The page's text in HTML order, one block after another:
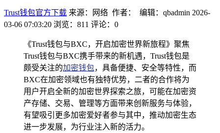
Trust钱包官方下载 来源：网络 作者： 编辑：qbadmin 2026-
03-06 07:03:20 浏览：811 评论：0
《Trust钱包与BXC，开启加密世界新旅程》聚焦
Trust钱包与BXC携手带来的新机遇，Trust钱包是
颇受关注的加密钱包，具备便捷、安全等特性，而
BXC在加密领域也有独特优势，二者的合作将为
用户开启全新的加密世界探索之旅，可能在加密资
产存储、交易、管理等方面带来创新服务与体验，
有望吸引更多加密爱好者参与其中，推动加密生态
进一步发展，为行业注入新的活力。